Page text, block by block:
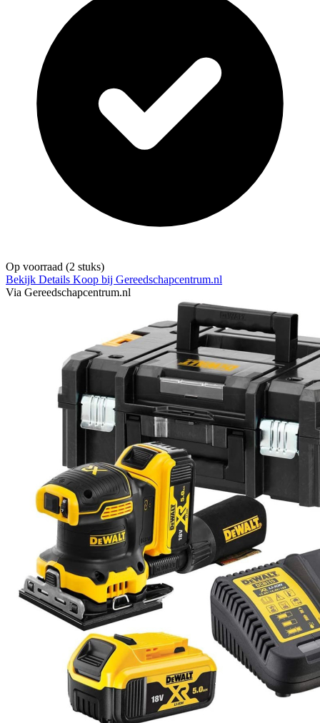
Op voorraad (2 stuks)
Bekijk Details Koop bij Gereedschapcentrum.nl
Via Gereedschapcentrum.nl